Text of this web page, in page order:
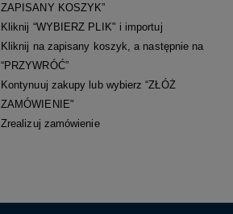
ZAPISANY KOSZYK”
Kliknij “WYBIERZ PLIK" i importuj
Kliknij na zapisany koszyk, a następnie na
“PRZYWRÓĆ”
Kontynuuj zakupy lub wybierz “ZŁÓŻ
ZAMÓWIENIE"
Zrealizuj zamówienie